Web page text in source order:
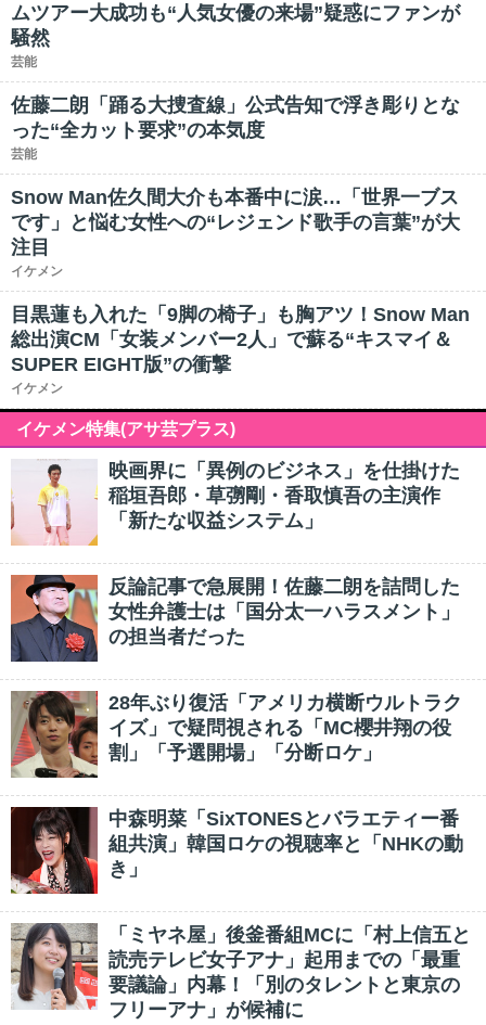
ムツアー大成功も“人気女優の来場”疑惑にファンが
騒然
芸能
佐藤二朗「踊る大捜査線」公式告知で浮き彫りとな
った“全カット要求”の本気度
芸能
Snow Man佐久間大介も本番中に涙…「世界一ブス
です」と悩む女性への“レジェンド歌手の言葉”が大
注目
イケメン
目黒蓮も入れた「9脚の椅子」も胸アツ！Snow Man
総出演CM「女装メンバー2人」で蘇る“キスマイ＆
SUPER EIGHT版”の衝撃
イケメン
イケメン特集(アサ芸プラス)
映画界に「異例のビジネス」を仕掛けた
稲垣吾郎・草彅剛・香取慎吾の主演作
「新たな収益システム」
反論記事で急展開！佐藤二朗を詰問した
女性弁護士は「国分太一ハラスメント」
の担当者だった
28年ぶり復活「アメリカ横断ウルトラク
イズ」で疑問視される「MC櫻井翔の役
割」「予選開場」「分断ロケ」
中森明菜「SixTONESとバラエティー番
組共演」韓国ロケの視聴率と「NHKの動
き」
「ミヤネ屋」後釜番組MCに「村上信五と
読売テレビ女子アナ」起用までの「最重
要議論」内幕！「別のタレントと東京の
フリーアナ」が候補に